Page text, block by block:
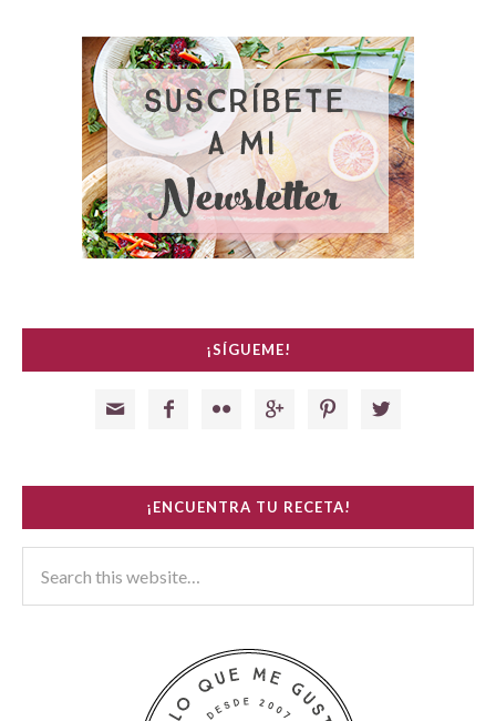
¡SÍGUEME!
     
¡ENCUENTRA TU RECETA!